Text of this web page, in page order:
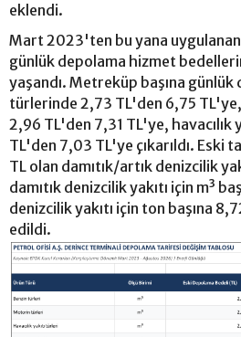
eklendi.
Mart 2023'ten bu yana
günlük depolama hizmet
yaşandı. Metreküp başına
türlerinde 2,73 TL'den 6,75
2,96 TL'den 7,31 TL'ye, havacılık
TL'den 7,03 TL'ye çıkarıldı. Eski
TL olan damıtık/artık denizcilik
damıtık denizcilik yakıtı için m³
denizcilik yakıtı için ton başına
edildi.